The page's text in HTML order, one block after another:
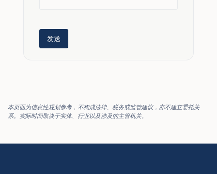
发送
本页面为信息性规划参考，不构成法律、税务或监管建议，亦不建立委托关
系。实际时间取决于实体、行业以及涉及的主管机关。